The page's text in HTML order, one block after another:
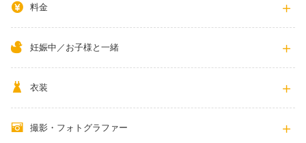
料金
妊娠中／お子様と一緒
衣装
撮影・フォトグラファー